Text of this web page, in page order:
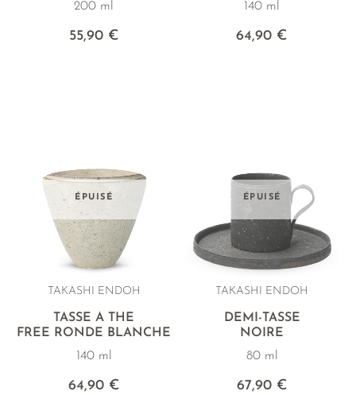
200 ml
55,90 €
140 ml
64,90 €
ÉPUISÉ
TAKASHI ENDOH
TASSE À THÉ
FREE RONDE BLANCHE
140 ml
64,90 €
ÉPUISÉ
TAKASHI ENDOH
DEMI-TASSE
NOIRE
80 ml
67,90 €